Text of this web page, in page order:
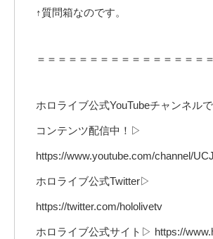
↑質問箱なのです。
＝＝＝＝＝＝＝＝＝＝＝＝＝＝＝＝
ホロライブ公式YouTubeチャンネル
コンテンツ配信中！▷
https://www.youtube.com/channel/
ホロライブ公式Twitter▷
https://twitter.com/hololivetv
ホロライブ公式サイト▷ https://